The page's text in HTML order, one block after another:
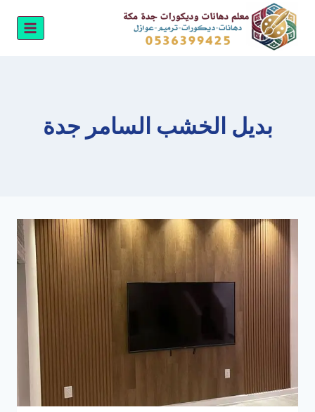
التجاوز
المحتوى
بديل الخشب السامر جدة